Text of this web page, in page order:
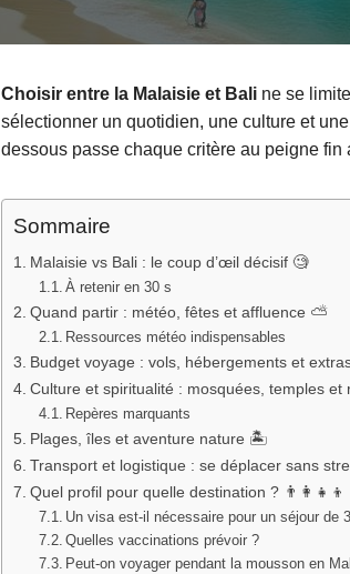
Choisir entre la Malaisie et Bali ne se
sélectionner un quotidien, une culture et
dessous passe chaque critère au peigne
Sommaire
Malaisie vs Bali : le coup d’œil décisif 🧐
À retenir en 30 s
Quand partir : météo, fêtes et affluence ⛅
Ressources météo indispensables
Budget voyage : vols, hébergements et
Culture et spiritualité : mosquées, temples et
Repères marquants
Plages, îles et aventure nature 🏝️
Transport et logistique : se déplacer sans
Quel profil pour quelle destination ? 👨‍👩‍👧‍👦
Un visa est-il nécessaire pour un séjour de
Quelles vaccinations prévoir ?
Peut-on voyager pendant la mousson en